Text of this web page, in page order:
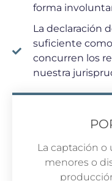
forma
La declaración
suficiente
concurren los
nuestra
La captación
menores o